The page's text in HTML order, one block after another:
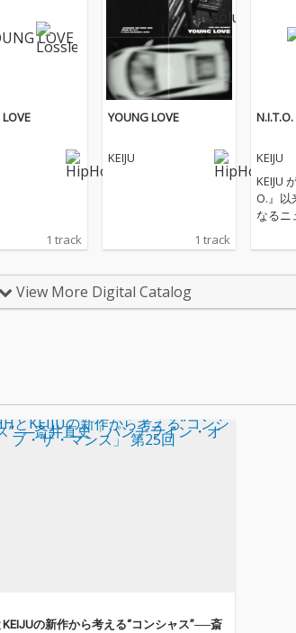
1 track
YOUNG LOVE
KEIJU
1 track
N.I.T.O.
KEIJU
KEIJU
O.』以
なるニ
『
ル・リリ
ファー
View More Digital Catalog
KEIJUの新作から考える“コンシャス”──斎